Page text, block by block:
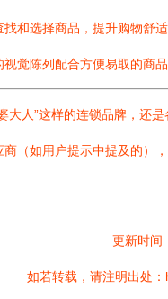
和选择商品，提升购物舒适
觉陈列配合方便易取的商
人”这样的连锁品牌，还
（如用户提示中提及的
更新时间
如若转载，请注明出处